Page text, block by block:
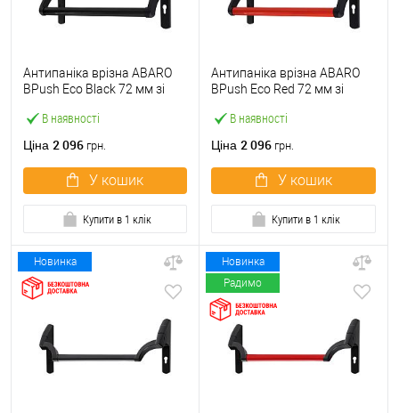
В наявності
Антипаніка врізна ABARO
BPush Eco Black 72 мм зі
Ціна 2 096 грн.
У кошик
Купити в 1 клік
В наявності
Антипаніка врізна ABARO
BPush Eco Red 72 мм зі
Ціна 2 096 грн.
У кошик
Купити в 1 клік
Новинка
Новинка
Радимо